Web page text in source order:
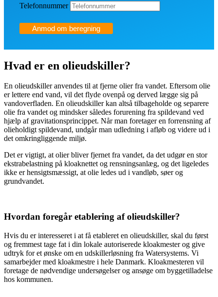
Telefonnummer
Anmod om beregning
Hvad er en olieudskiller?
En olieudskiller anvendes til at fjerne olier fra vandet. Eftersom olie
er lettere end vand, vil det flyde ovenpå og derved lægge sig på
vandoverfladen. En olieudskiller kan altså tilbageholde og separere
olie fra vandet og mindsker således forurening fra spildevand ved
hjælp af gravitationsprincippet. Når man foretager en forrensning af
olieholdigt spildevand, undgår man udledning i afløb og videre ud i
det omkringliggende miljø.
Det er vigtigt, at olier bliver fjernet fra vandet, da det udgør en stor
ekstrabelastning på kloaknettet og rensningsanlæg, og det ligeledes
ikke er hensigtsmæssigt, at olie ledes ud i vandløb, søer og
grundvandet.
Hvordan foregår etablering af olieudskiller?
Hvis du er interesseret i at få etableret en olieudskiller, skal du først
og fremmest tage fat i din lokale autoriserede kloakmester og give
udtryk for et ønske om en udskillerløsning fra Watersystems. Vi
samarbejder med kloakmestre i hele Danmark. Kloakmesteren vil
foretage de nødvendige undersøgelser og ansøge om byggetilladelse
hos kommunen.